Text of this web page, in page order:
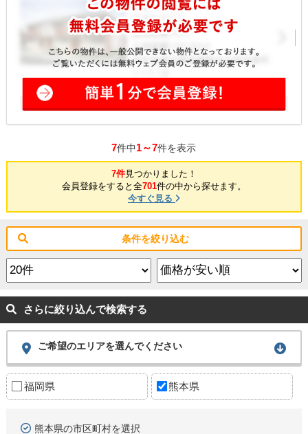
7件中1～7件を表示
7件見つかりました！
会員登録をすると全701件の中から探せます。
今すぐ見る
条件を絞り込む
さらに絞り込んで検索する
ご希望のエリアを選んでください
福岡県 熊本県
熊本県の市区町村を選択